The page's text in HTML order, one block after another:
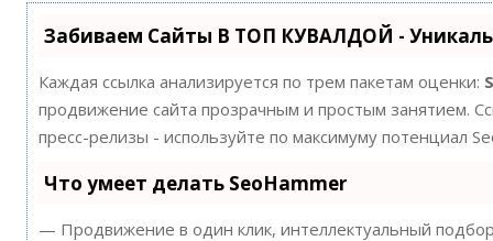
Забиваем Сайты В ТОП КУВАЛДОЙ -
Каждая ссылка анализируется по трем пакетам оценки:
продвижение сайта прозрачным и простым занятием.
пресс-релизы - используйте по максимуму потенциал
Что умеет делать SeoHammer
— Продвижение в один клик, интеллектуальный